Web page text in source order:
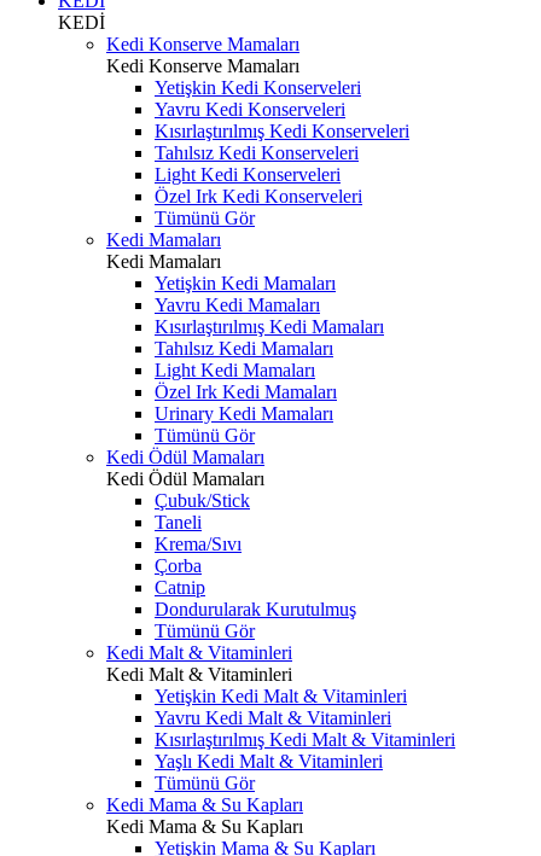
KEDİ
Kedi Konserve Mamaları
Kedi Konserve Mamaları
Yetişkin Kedi Konserveleri
Yavru Kedi Konserveleri
Kısırlaştırılmış Kedi Konserveleri
Tahılsız Kedi Konserveleri
Light Kedi Konserveleri
Özel Irk Kedi Konserveleri
Tümünü Gör
Kedi Mamaları
Kedi Mamaları
Yetişkin Kedi Mamaları
Yavru Kedi Mamaları
Kısırlaştırılmış Kedi Mamaları
Tahılsız Kedi Mamaları
Light Kedi Mamaları
Özel Irk Kedi Mamaları
Urinary Kedi Mamaları
Tümünü Gör
Kedi Ödül Mamaları
Kedi Ödül Mamaları
Çubuk/Stick
Taneli
Krema/Sıvı
Çorba
Catnip
Dondurularak Kurutulmuş
Tümünü Gör
Kedi Malt & Vitaminleri
Kedi Malt & Vitaminleri
Yetişkin Kedi Malt & Vitaminleri
Yavru Kedi Malt & Vitaminleri
Kısırlaştırılmış Kedi Malt & Vitaminleri
Yaşlı Kedi Malt & Vitaminleri
Tümünü Gör
Kedi Mama & Su Kapları
Kedi Mama & Su Kapları
Yetişkin Mama & Su Kapları